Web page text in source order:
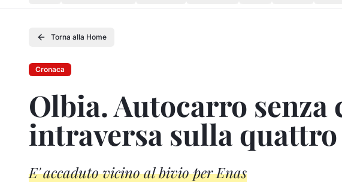
Torna alla Home
Cronaca
Olbia. Autocarro
intraversa sulla
E' accaduto vicino al bivio per Enas